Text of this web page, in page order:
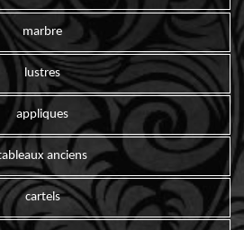
marbre
lustres
appliques
anciens
cartels